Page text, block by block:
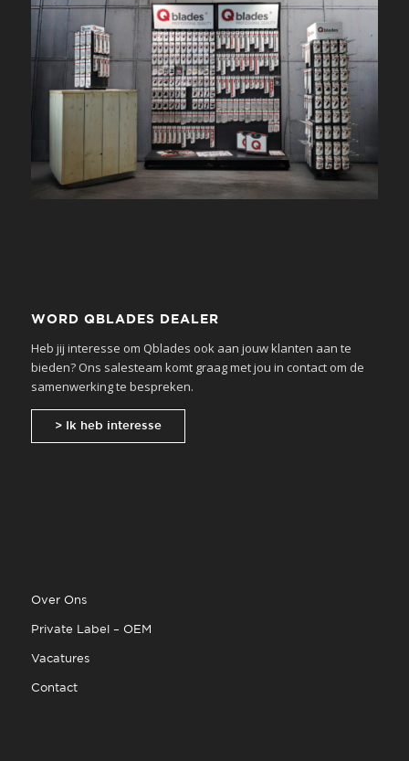
WORD QBLADES DEALER
Heb jij interesse om Qblades ook aan jouw klanten aan te
bieden? Ons salesteam komt graag met jou in contact om de
samenwerking te bespreken.
> Ik heb interesse
Over Ons
Private Label – OEM
Vacatures
Contact